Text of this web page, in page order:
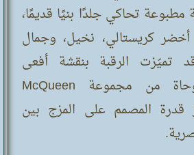
مطبوعة تحاكي جلدًا بنيًا قديمًا،
كريستالي، نخيل، وجمال
تميّزت الرقبة بنقشة أفعى
سايكديلية مستوحاة من مجموعة McQueen
قدرة المصمم على المزج بين